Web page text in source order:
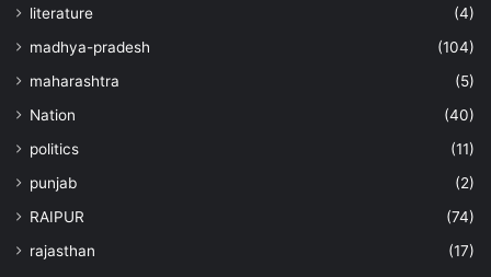
literature
(4)
madhya-pradesh
(104)
maharashtra
(5)
Nation
(40)
politics
(11)
punjab
(2)
RAIPUR
(74)
rajasthan
(17)